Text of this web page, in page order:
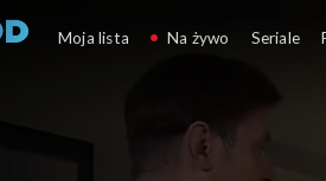
Moja lista Na żywo Seriale